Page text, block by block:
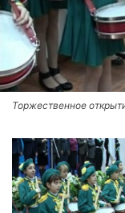
Торжественное